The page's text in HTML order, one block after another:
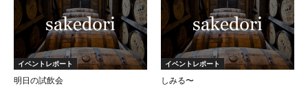
イベントレポート
明日の試飲会
イベントレポート
しみる〜